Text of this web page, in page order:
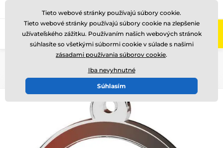
Zavolajte nám (Po-Pi 8-17) +421220255160
Tieto webové stránky používajú súbory cookie.
Tieto webové stránky používajú súbory cookie na zlepšenie
užívateľského zážitku. Používaním našich webových stránok
súhlasíte so všetkými súbormi cookie v súlade s našimi
zásadami používania súborov cookie.
Iba nevyhnutné
Súhlasím